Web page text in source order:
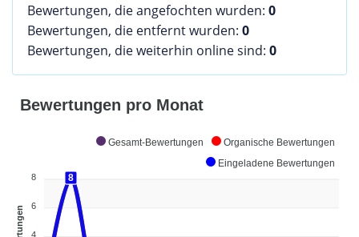
Bewertungen, die angefochten wurden: 0
Bewertungen, die entfernt wurden: 0
Bewertungen, die weiterhin online sind: 0
Gesamt-Bewertungen
Organische Bewertungen
Eingeladene Bewertungen
Bewertungen pro Monat
8
6
4
8
8